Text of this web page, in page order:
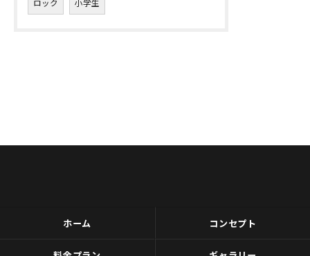
ロック 小学生
ホーム コンセプト